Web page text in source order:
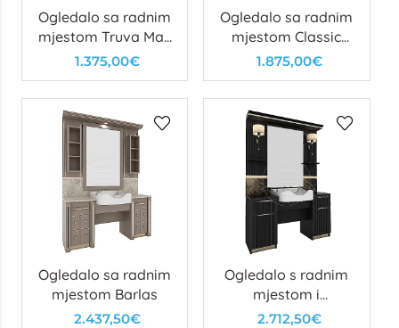
Ogledalo sa radnim
mjestom Truva Man
Light/Dark/Grey
1.375,00€
Ogledalo sa radnim
mjestom Classic
Man Gold
1.875,00€
Ogledalo sa radnim
mjestom Barlas
2.437,50€
Ogledalo s radnim
mjestom i
umivaonikom
2.712,50€